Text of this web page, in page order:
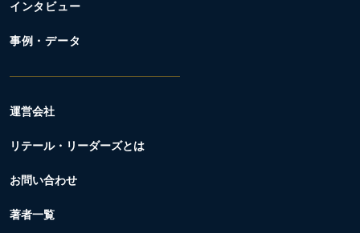
インタビュー
事例・データ
運営会社
リテール・リーダーズとは
お問い合わせ
著者一覧